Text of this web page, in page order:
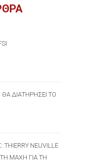
ΔΙΑΤΗΡΉΣΕΙ ΤΟ
NEUVILLE
ΜΆΧΗ ΓΙΑ ΤΗ